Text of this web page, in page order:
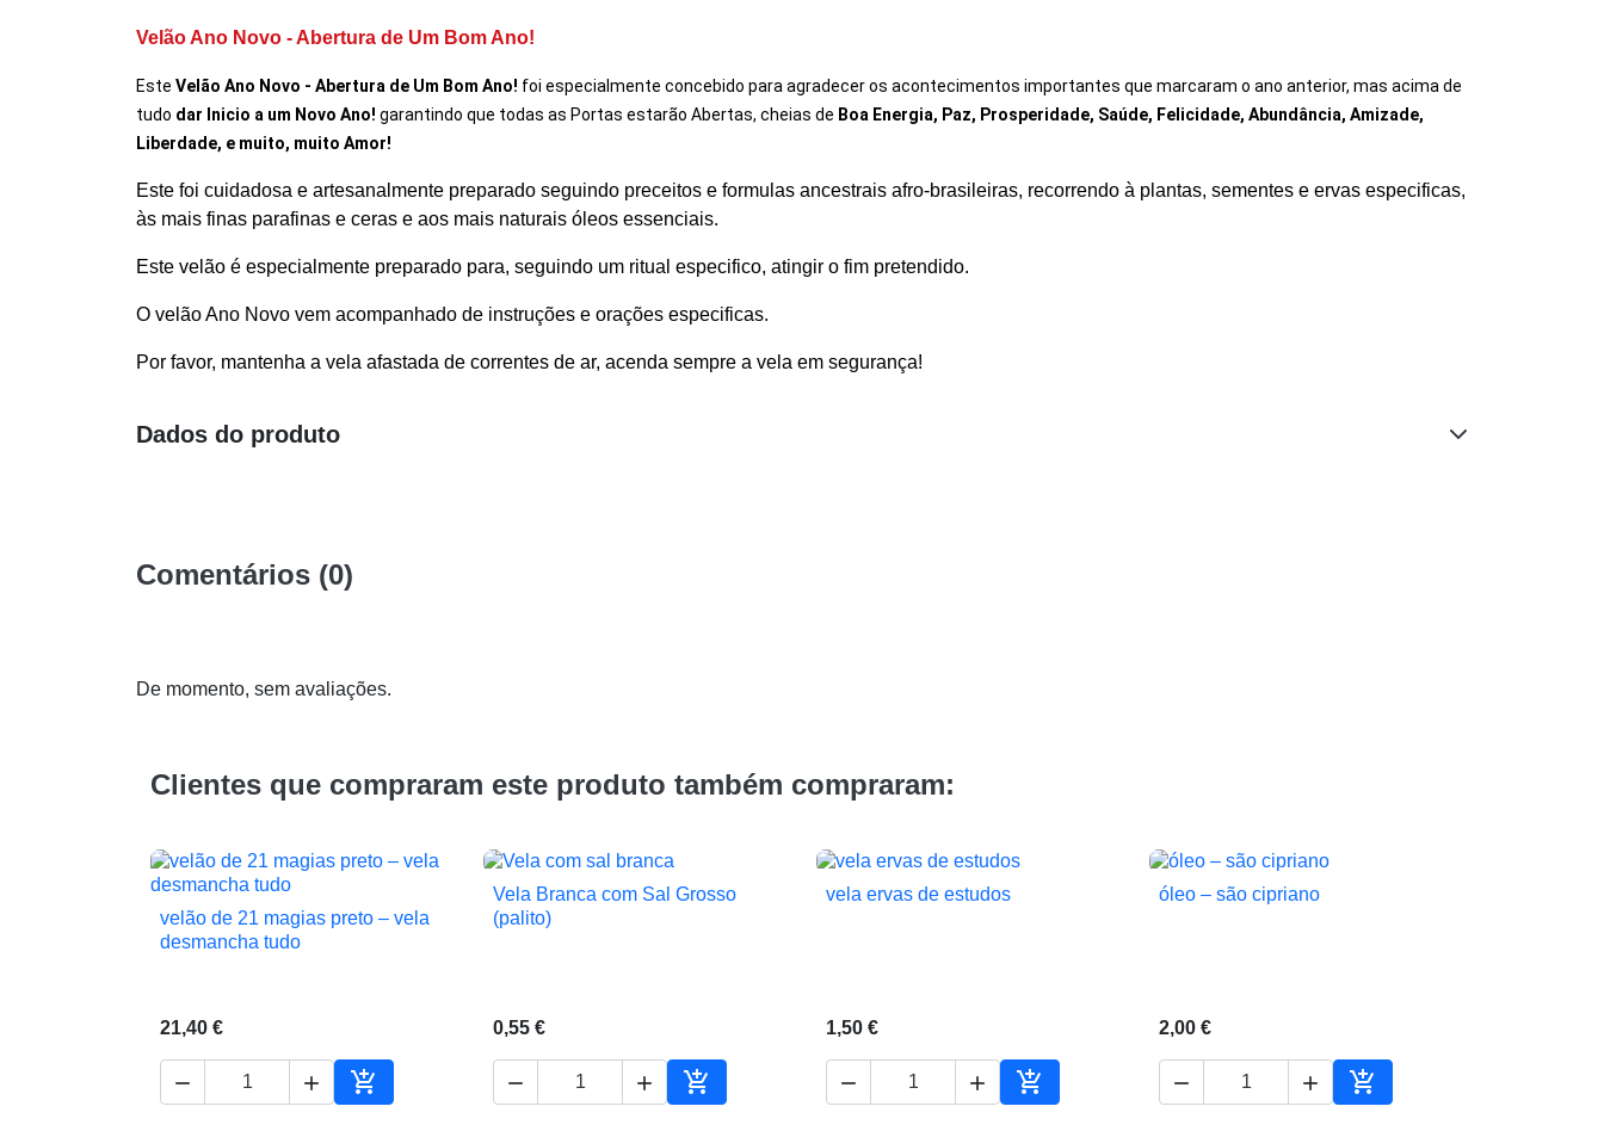
Velão Ano Novo - Abertura de Um Bom Ano!
Este Velão Ano Novo - Abertura de Um Bom Ano! foi especialmente concebido para agradecer os acontecimentos importantes que marcaram o ano anterior, mas acima de
tudo dar Inicio a um Novo Ano! garantindo que todas as Portas estarão Abertas, cheias de Boa Energia, Paz, Prosperidade, Saúde, Felicidade, Abundância, Amizade,
Liberdade, e muito, muito Amor!
Este foi cuidadosa e artesanalmente preparado seguindo preceitos e formulas ancestrais afro-brasileiras, recorrendo à plantas, sementes e ervas especificas,
às mais finas parafinas e ceras e aos mais naturais óleos essenciais.
Este velão é especialmente preparado para, seguindo um ritual especifico, atingir o fim pretendido.
O velão Ano Novo vem acompanhado de instruções e orações especificas.
Por favor, mantenha a vela afastada de correntes de ar, acenda sempre a vela em segurança!
Dados do produto
Comentários (0)
De momento, sem avaliações.
Clientes que compraram este produto também compraram:
 Vista rápida
velão de 21 magias preto – vela
desmancha tudo
21,40 €
  
Adicionar ao carrinho
 Vista rápida
Vela Branca com Sal Grosso
(palito)
0,55 €
  
Adicionar ao carrinho
 Vista rápida
vela ervas de estudos
1,50 €
  
Adicionar ao carrinho
 Vista rápida
óleo – são cipriano
2,00 €
  
Adicionar ao carrinho